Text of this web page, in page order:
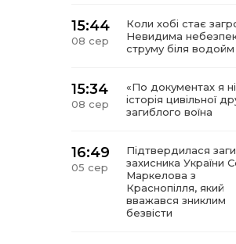
15:44
08 сер
Коли хобі стає
Невидима
струму біля водойм
15:34
08 сер
«По документах я
історія цивільної
загиблого воїна
16:49
05 сер
Підтвердилася
захисника України
Маркелова з
Краснопілля, який
вважався зниклим
безвісти